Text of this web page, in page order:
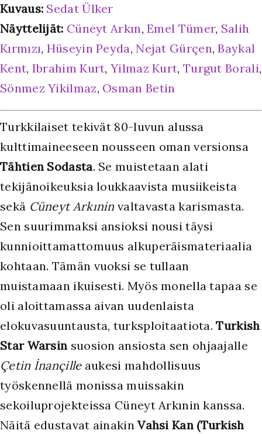
Kuvaus: Sedat Ülker
Näyttelijät: Cüneyt Arkın,Emel Tümer, Salih
Kırmızı, Hüseyin Peyda,Nejat Gürçen,Baykal
Kent, Ibrahim Kurt,Yilmaz Kurt, Turgut Borali,
Sönmez Yikilmaz, Osman Betin
Turkkilaiset tekivät 80-luvun alussa
kulttimaineeseen nousseen oman versionsa
Tähtien Sodasta. Se muistetaan alati
tekijänoikeuksia loukkaavista musiikeista
sekä Cüneyt Arkınin valtavasta karismasta.
Sen suurimmaksi ansioksi nousi täysi
kunnioittamattomuus alkuperäismateriaalia
kohtaan. Tämän vuoksi se tullaan
muistamaan ikuisesti. Myös monella tapaa se
oli aloittamassa aivan uudenlaista
elokuvasuuntausta, turksploitaatiota.Turkish
Star Warsin suosion ansiosta sen ohjaajalle
Çetin İnançilleaukesi mahdollisuus
työskennellä monissa muissakin
sekoiluprojekteissa Cüneyt Arkınin kanssa.
Näitä edustavat ainakinVahsi Kan (Turkish